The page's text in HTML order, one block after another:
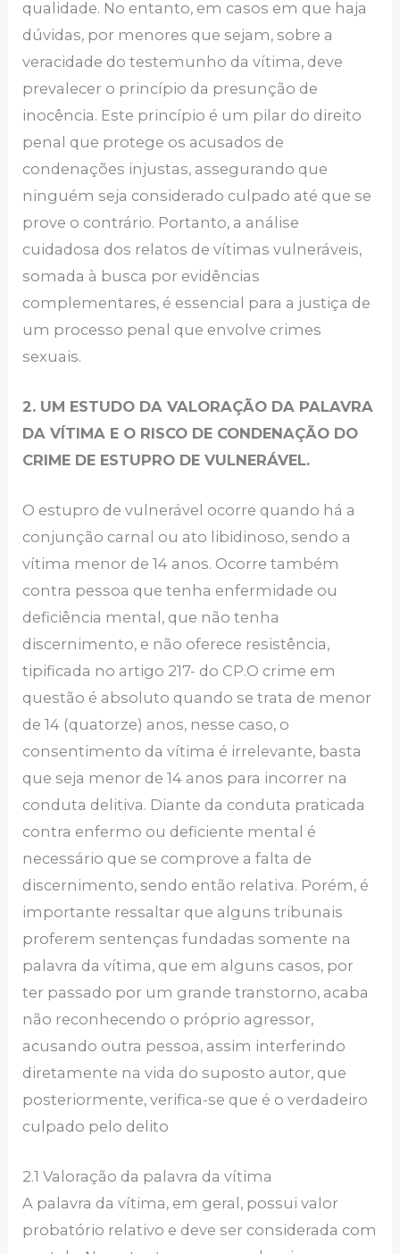
qualidade. No entanto, em casos em que haja
dúvidas, por menores que sejam, sobre a
veracidade do testemunho da vítima, deve
prevalecer o princípio da presunção de
inocência. Este princípio é um pilar do direito
penal que protege os acusados de
condenações injustas, assegurando que
ninguém seja considerado culpado até que se
prove o contrário. Portanto, a análise
cuidadosa dos relatos de vítimas vulneráveis,
somada à busca por evidências
complementares, é essencial para a justiça de
um processo penal que envolve crimes
sexuais.
2. UM ESTUDO DA VALORAÇÃO DA PALAVRA
DA VÍTIMA E O RISCO DE CONDENAÇÃO DO
CRIME DE ESTUPRO DE VULNERÁVEL.
O estupro de vulnerável ocorre quando há a
conjunção carnal ou ato libidinoso, sendo a
vítima menor de 14 anos. Ocorre também
contra pessoa que tenha enfermidade ou
deficiência mental, que não tenha
discernimento, e não oferece resistência,
tipificada no artigo 217- do CP.O crime em
questão é absoluto quando se trata de menor
de 14 (quatorze) anos, nesse caso, o
consentimento da vítima é irrelevante, basta
que seja menor de 14 anos para incorrer na
conduta delitiva. Diante da conduta praticada
contra enfermo ou deficiente mental é
necessário que se comprove a falta de
discernimento, sendo então relativa. Porém, é
importante ressaltar que alguns tribunais
proferem sentenças fundadas somente na
palavra da vítima, que em alguns casos, por
ter passado por um grande transtorno, acaba
não reconhecendo o próprio agressor,
acusando outra pessoa, assim interferindo
diretamente na vida do suposto autor, que
posteriormente, verifica-se que é o verdadeiro
culpado pelo delito
2.1 Valoração da palavra da vítima
A palavra da vítima, em geral, possui valor
probatório relativo e deve ser considerada com